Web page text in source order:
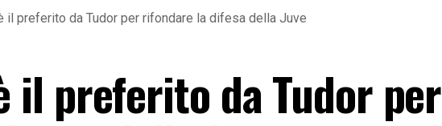
il preferito da Tudor per rifondare la difesa della Juve
il preferito da Tudor per